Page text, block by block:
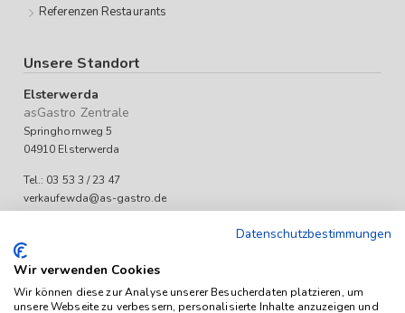
Referenzen Restaurants
Unsere Standort
Elsterwerda
asGastro Zentrale
Springhornweg 5
04910 Elsterwerda
Tel.: 03 53 3 / 23 47
verkaufewda@as-gastro.de
Mo-Fr 09:00 bis 17:00 Uhr
Datenschutzbestimmungen
Wir verwenden Cookies
Wir können diese zur Analyse unserer Besucherdaten platzieren, um
unsere Webseite zu verbessern, personalisierte Inhalte anzuzeigen und